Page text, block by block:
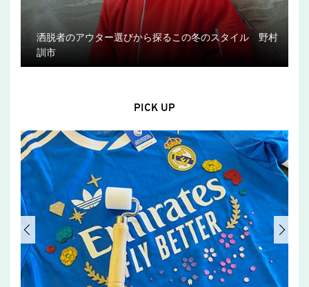
洒脱者のアウター選びから探るこの冬のスタイル 野村
訓市
PICK UP